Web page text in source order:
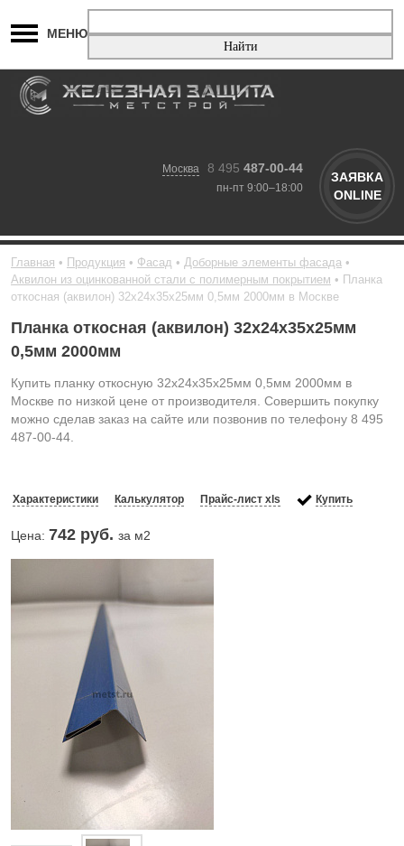
МЕНЮ
Москва 8 495 487-00-44
пн-пт 9:00–18:00
ЗАЯВКА
ONLINE
Главная Продукция Фасад
Доборные элементы фасада
Аквилон из оцинкованной стали с полимерным покрытием
Планка
откосная (аквилон) 32х24х35х25мм 0,5мм 2000мм в Москве
Планка откосная (аквилон) 32х24х35х25мм
0,5мм 2000мм
Купить планку откосную 32х24х35х25мм 0,5мм 2000мм в
Москве по низкой цене от производителя. Совершить покупку
можно сделав заказ на сайте или позвонив по телефону 8 495
487-00-44.
Характеристики Калькулятор Прайс-лист xls Купить
Цена: 742 руб. за м2